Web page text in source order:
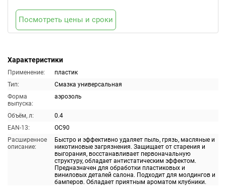
Характеристики
Применение:
пластик
Тип:
Смазка универсальная
Форма
выпуска:
аэрозоль
Объём, л:
0.4
EAN-13:
OC90
Расширенное
описание:
Быстро и эффективно удаляет пыль, грязь, масляные и
никотиновые загрязнения. Защищает от старения и
выгорания, восстанавливает первоначальную
структуру, обладает антистатическим эффектом.
Предназначен для обработки пластиковых и
виниловых деталей салона. Подходит для молдингов и
бамперов. Обладает приятным ароматом клубники.
Посмотреть цены и сроки